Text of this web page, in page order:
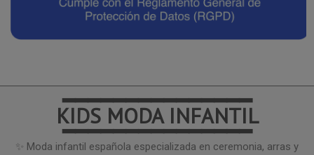
━━━━━━━━━━━━━━━
KIDS MODA INFANTIL
━━━━━━━━━━━━━━━
✨ Moda infantil española especializada en ceremonia, arras y